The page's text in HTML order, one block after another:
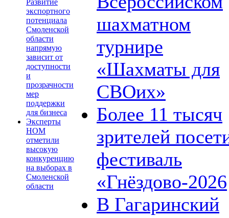
Развитие
экспортного
потенциала
Смоленской
области
напрямую
зависит от
доступности
и
прозрачности
мер
поддержки
для бизнеса
Эксперты
НОМ
отметили
высокую
конкуренцию
на выборах в
Смоленской
области
шахматном
турнире
«Шахматы для
СВОих»
Более 11 тысяч
зрителей
фестиваль
«Гнёздово-2026
В Гагаринский